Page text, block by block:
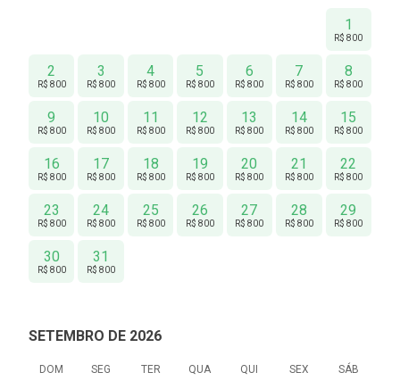
1
R$ 800
2
R$ 800
3
R$ 800
4
R$ 800
5
R$ 800
6
R$ 800
7
R$ 800
8
R$ 800
9
R$ 800
10
R$ 800
11
R$ 800
12
R$ 800
13
R$ 800
14
R$ 800
15
R$ 800
16
R$ 800
17
R$ 800
18
R$ 800
19
R$ 800
20
R$ 800
21
R$ 800
22
R$ 800
23
R$ 800
24
R$ 800
25
R$ 800
26
R$ 800
27
R$ 800
28
R$ 800
29
R$ 800
30
R$ 800
31
R$ 800
SETEMBRO DE 2026
DOM SEG TER QUA QUI SEX SÁB